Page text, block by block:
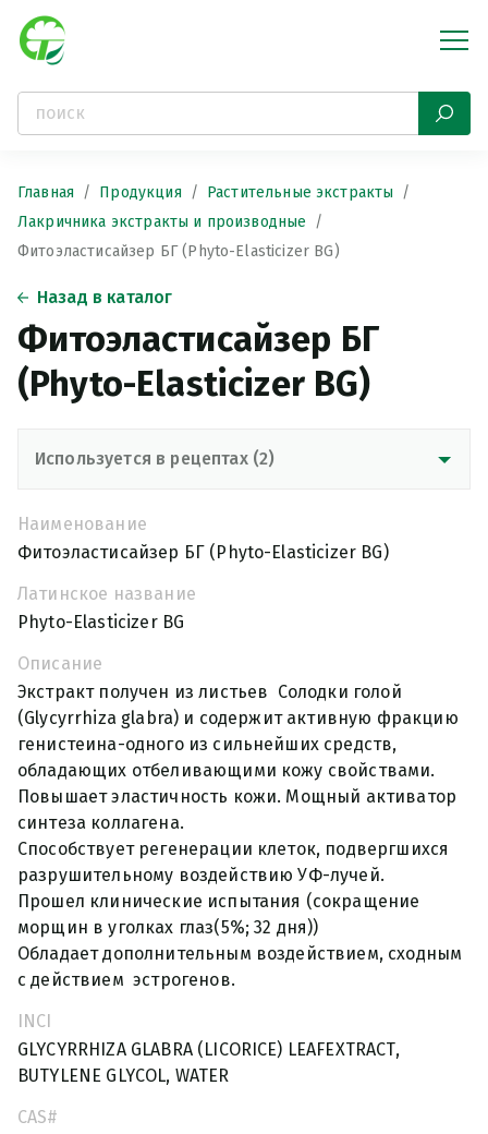
Главная Продукция
Растительные экстракты
Лакричника экстракты и производные
Фитоэластисайзер БГ (Phyto-Elasticizer BG)
Назад в каталог
Фитоэластисайзер БГ
(Phyto-Elasticizer BG)
Наименование
Фитоэластисайзер БГ (Phyto-Elasticizer BG)
Латинское название
Phyto-Elasticizer BG
Описание
Экстракт получен из листьев Солодки голой
(Glycyrrhiza glabra) и содержит активную фракцию
генистеина-одного из сильнейших средств,
обладающих отбеливающими кожу свойствами.
Повышает эластичность кожи. Мощный активатор
синтеза коллагена.
Способствует регенерации клеток, подвергшихся
разрушительному воздействию УФ-лучей.
Прошел клинические испытания (сокращение
морщин в уголках глаз(5%; 32 дня))
Обладает дополнительным воздействием, сходным
с действием эстрогенов.
INCI
GLYCYRRHIZA GLABRA (LICORICE) LEAFEXTRACT,
BUTYLENE GLYCOL, WATER
CAS#
Используется в рецептах (2)